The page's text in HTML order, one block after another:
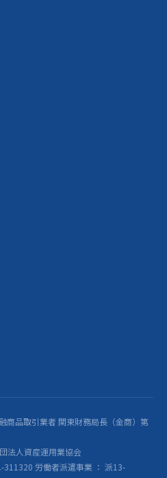
商品取引業者 関東財務局長（金商）第
法人資産運用業協会
311320 労働者派遣事業 ： 派13-